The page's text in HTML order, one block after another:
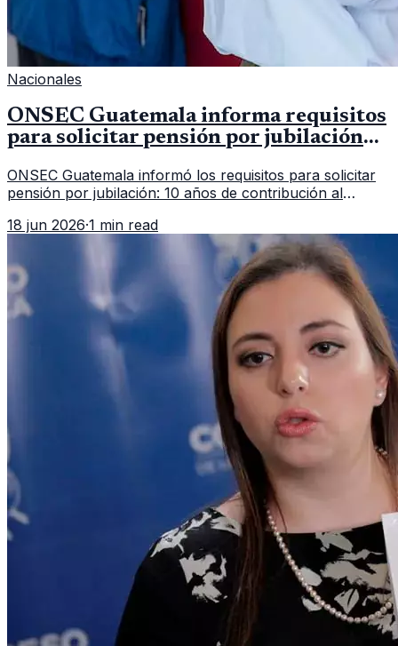
Nacionales
ONSEC Guatemala informa requisitos
para solicitar pensión por jubilación
ONSEC Guatemala informó los requisitos para solicitar
pensión por jubilación: 10 años de contribución al
importar edad.
18 jun 2026·1 min read